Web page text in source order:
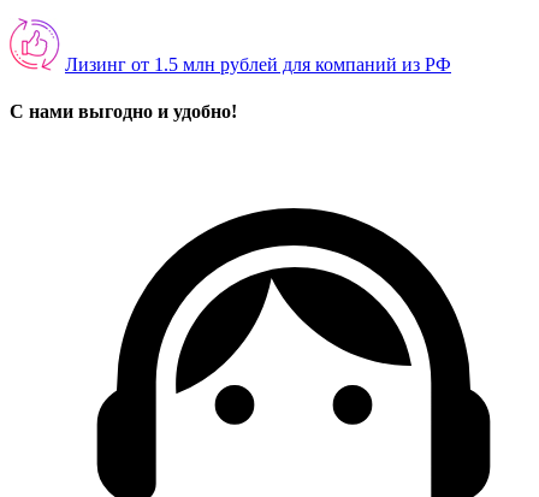
Лизинг от 1.5 млн рублей для компаний из РФ
С нами выгодно и удобно!